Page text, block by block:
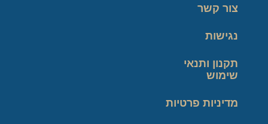
צור קשר
נגישות
תקנון ותנאי
שימוש
מדיניות פרטיות